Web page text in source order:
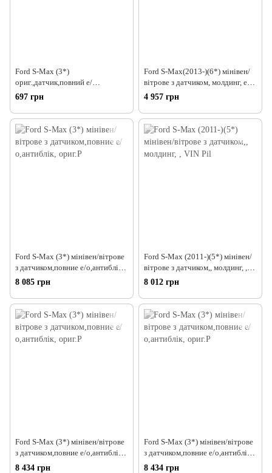
Ford S-Max (3*)
ориг.,датчик,повний е/
о,антиблік,Securit
697 грн
Ford S-Max(2013-)(6*) мінівен/
вітрове з датчиком, молдинг, е/о
повн, V
4 957 грн
Ford S-Max (3*) мінівен/вітрове
з датчиком,повние е/о,антиблік,
ориг.P
8 085 грн
Ford S-Max (2011-)(5*) мінівен/
вітрове з датчиком,, молдинг, ,
VIN Pil
8 012 грн
Ford S-Max (3*) мінівен/вітрове
з датчиком,повние е/о,антиблік,
ориг.P
8 434 грн
Ford S-Max (3*) мінівен/вітрове
з датчиком,повние е/о,антиблік,
ориг.P
8 434 грн